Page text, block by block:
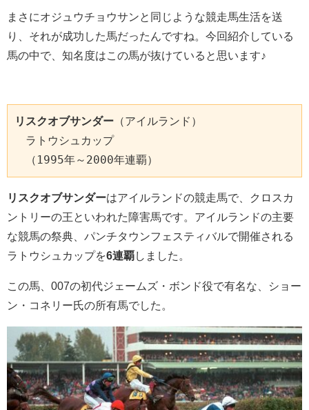
まさにオジュウチョウサンと同じような競走馬生活を送
り、それが成功した馬だったんですね。今回紹介している
馬の中で、知名度はこの馬が抜けていると思います♪
リスクオブサンダー （アイルランド）
ラトウシュカップ
（1995年～2000年連覇）
リスクオブサンダーはアイルランドの競走馬で、クロスカ
ントリーの王といわれた障害馬です。アイルランドの主要
な競馬の祭典、パンチタウンフェスティバルで開催される
ラトウシュカップを6連覇しました。
この馬、007の初代ジェームズ・ボンド役で有名な、ショー
ン・コネリー氏の所有馬でした。